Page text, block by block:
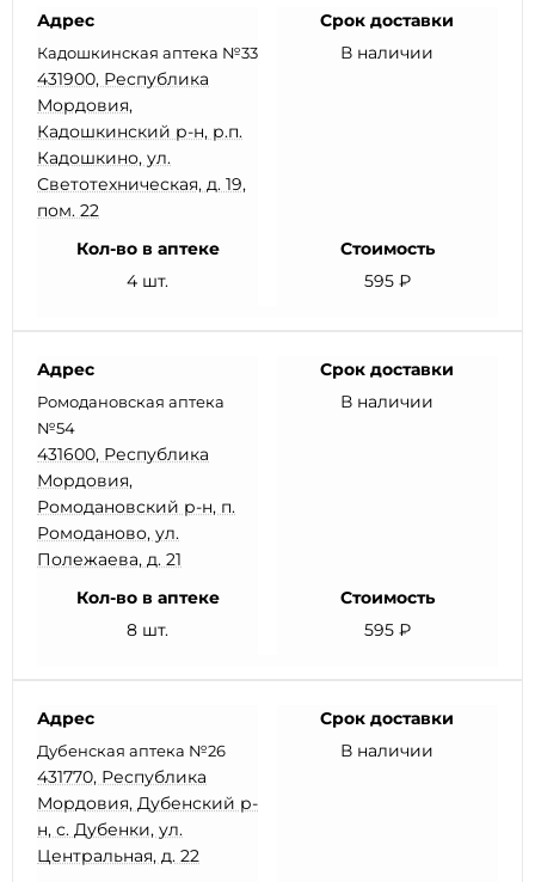
Адрес
Кадошкинская аптека №33
431900, Республика
Мордовия,
Кадошкинский р-н, р.п.
Кадошкино, ул.
Светотехническая, д. 19,
пом. 22
Срок доставки
В наличии
Кол-во в аптеке
4 шт.
Стоимость
595 ₽
Адрес
Ромодановская аптека
№54
431600, Республика
Мордовия,
Ромодановский р-н, п.
Ромоданово, ул.
Полежаева, д. 21
Срок доставки
В наличии
Кол-во в аптеке
8 шт.
Стоимость
595 ₽
Адрес
Дубенская аптека №26
431770, Республика
Мордовия, Дубенский р-
н, с. Дубенки, ул.
Центральная, д. 22
Срок доставки
В наличии